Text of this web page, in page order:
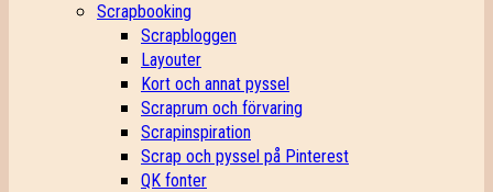
Scrapbooking
Scrapbloggen
Layouter
Kort och annat pyssel
Scraprum och förvaring
Scrapinspiration
Scrap och pyssel på Pinterest
QK fonter